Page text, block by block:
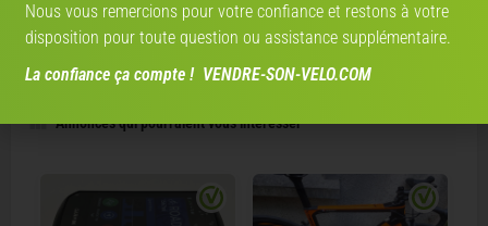
Annonces qui pourraient vous intéresser
Nous vous remercions pour votre confiance et restons à votre
disposition pour toute question ou assistance supplémentaire.
La confiance ça compte ! VENDRE-SON-VELO.COM